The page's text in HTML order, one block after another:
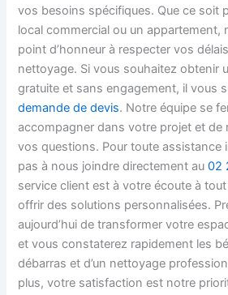
vos besoins spécifiques. Que ce soit
local commercial ou un appartement,
point d’honneur à respecter vos
nettoyage. Si vous souhaitez obtenir
gratuite et sans engagement, il vous
demande de devis. Notre équipe se
accompagner dans votre projet et de
vos questions. Pour toute assistance
pas à nous joindre directement au02
service client est à votre écoute à
offrir des solutions personnalisées.
aujourd’hui de transformer votre
et vous constaterez rapidement les
débarras et d’un nettoyage
plus, votre satisfaction est notre